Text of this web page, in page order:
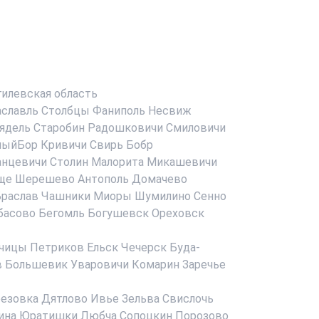
область
Столбцы Фаниполь Несвиж
Старобин Радошковичи Смиловичи
Кривичи Свирь Бобр
Столин Малорита Микашевичи
Шерешево Антополь Домачево
Чашники Миоры Шумилино Сенно
Бегомль Богушевск Ореховск
Петриков Ельск Чечерск Буда-
Большевик Уваровичи Комарин Заречье
Дятлово Ивье Зельва Свислочь
Юратишки Любча Сопоцкин Порозово